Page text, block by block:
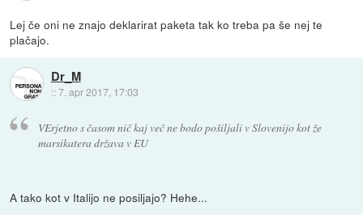
Lej če oni ne znajo deklarirat paketa tak ko treba pa še nej te
plačajo.
Dr_M
::7. apr 2017, 17:03
VErjetno s časom nič kaj več ne bodo pošiljali v Slovenijo kot že
marsikatera država v EU
A tako kot v Italijo ne posiljajo? Hehe...